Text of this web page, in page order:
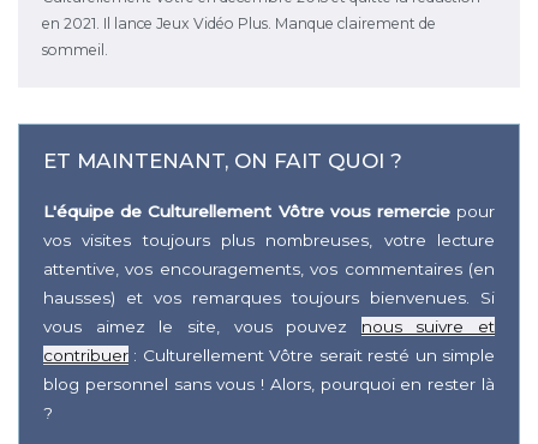
en 2021. Il lance Jeux Vidéo Plus. Manque clairement de
sommeil.
ET MAINTENANT, ON FAIT QUOI ?
L'équipe de Culturellement Vôtre vous remerciepour
vos visites toujours plus nombreuses, votre lecture
attentive, vos encouragements, vos commentaires (en
hausses) et vos remarques toujours bienvenues. Si
vous aimez le site, vous pouvez nous suivre et
contribuer : Culturellement Vôtre serait resté un simple
blog personnel sans vous ! Alors, pourquoi en rester là
?